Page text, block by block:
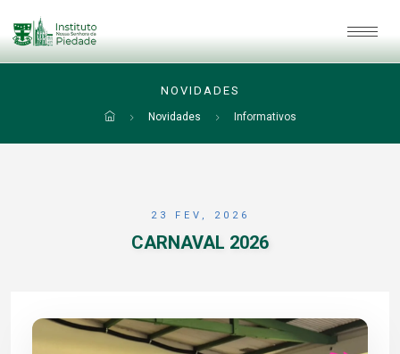
NOVIDADES
Novidades Informativos
23 FEV, 2026
CARNAVAL 2026